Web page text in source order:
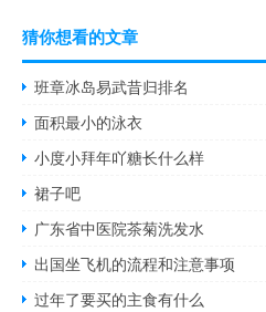
猜你想看的文章
班章冰岛易武昔归排名
面积最小的泳衣
小度小拜年吖糖长什么样
裙子吧
广东省中医院茶菊洗发水
出国坐飞机的流程和注意事项
过年了要买的主食有什么